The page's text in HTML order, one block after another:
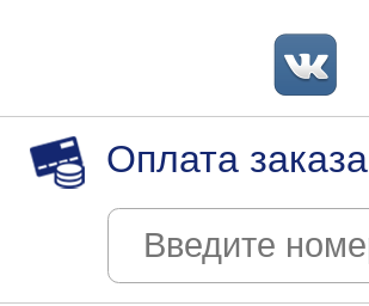
Оплата заказа